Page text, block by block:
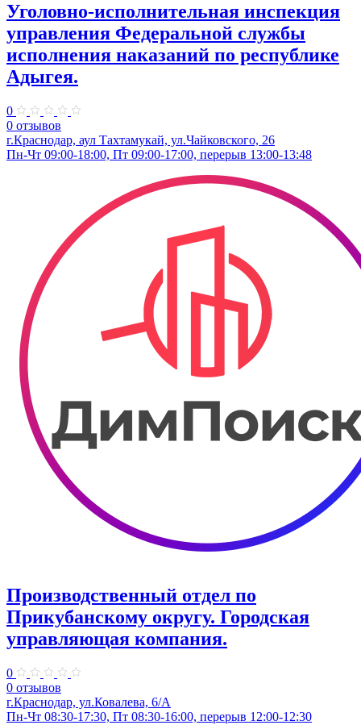
Уголовно-исполнительная инспекция
управления Федеральной службы
исполнения наказаний по республике
Адыгея.
0
0 отзывов
г.Краснодар, аул Тахтамукай, ул.Чайковского, 26
Пн-Чт 09:00-18:00, Пт 09:00-17:00, перерыв 13:00-13:48
Производственный отдел по
Прикубанскому округу. Городская
управляющая компания.
0
0 отзывов
г.Краснодар, ул.Ковалева, 6/А
Пн-Чт 08:30-17:30, Пт 08:30-16:00, перерыв 12:00-12:30